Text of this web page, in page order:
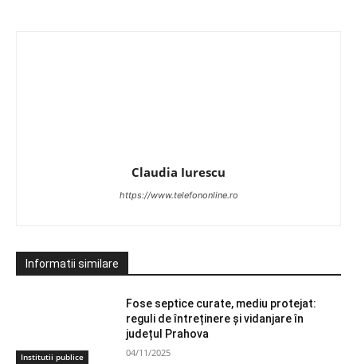
Claudia Iurescu
https://www.telefononline.ro
Informatii similare
Institutii publice
Fose septice curate, mediu protejat:
reguli de întreținere și vidanjare în
județul Prahova
04/11/2025